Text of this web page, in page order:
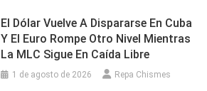
El Dólar Vuelve A Dispararse En Cuba
Y El Euro Rompe Otro Nivel Mientras
La MLC Sigue En Caída Libre
1 de agosto de 2026 Repa Chismes